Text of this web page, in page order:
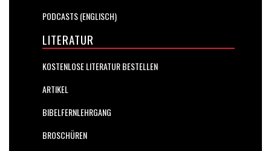
PODCASTS (ENGLISCH)
LITERATUR
KOSTENLOSE LITERATUR BESTELLEN
ARTIKEL
BIBELFERNLEHRGANG
BROSCHÜREN